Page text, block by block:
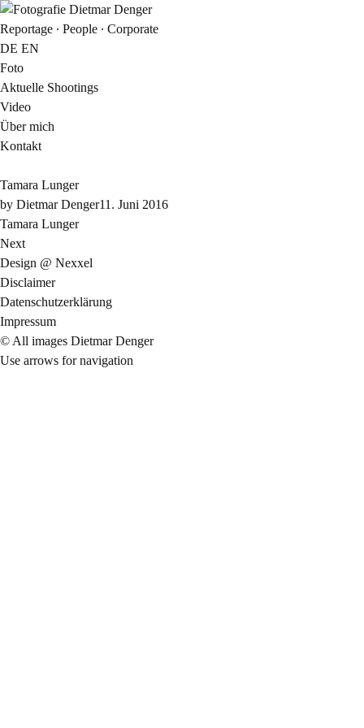
Reportage ∙ People ∙ Corporate
DE EN
Foto
Aktuelle Shootings
Video
Über mich
Kontakt
Tamara Lunger
by Dietmar Denger11. Juni 2016
Tamara Lunger
Next
Design @ Nexxel
Disclaimer
Datenschutzerklärung
Impressum
© All images Dietmar Denger
Use arrows for navigation